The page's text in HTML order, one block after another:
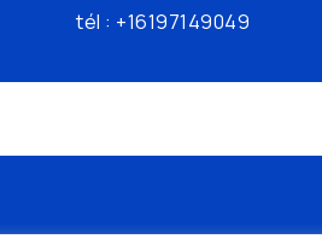
tél : +16197149049